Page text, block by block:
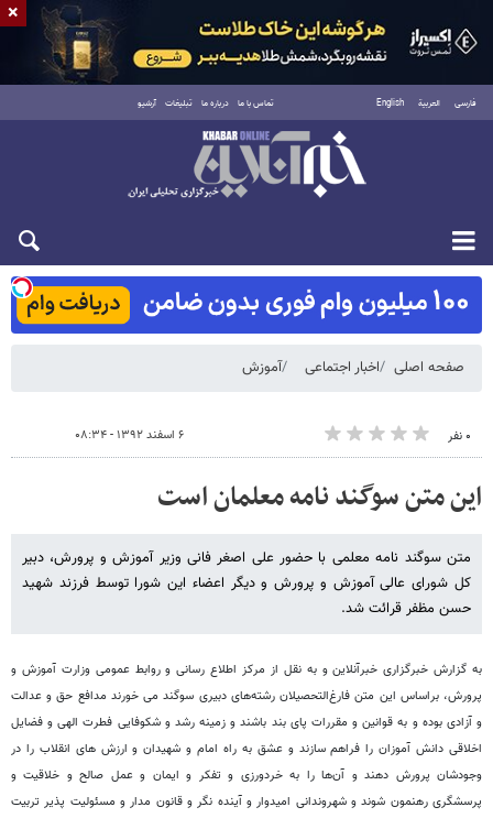
فارسی العربية English تماس با ما درباره ما تبلیغات آرشیو
شنبه ۱۷ مرداد ۱۴۰۵
صفحه اصلی اخبار اجتماعی آموزش
۰ نفر ۶ اسفند ۱۳۹۲ - ۰۸:۳۴
این متن سوگند نامه معلمان است
متن سوگند نامه معلمی با حضور علی اصغر فانی وزیر آموزش و پرورش، دبیر
کل شورای عالی آموزش و پرورش و دیگر اعضاء این شورا توسط فرزند شهید
حسن مظفر قرائت شد.
به گزارش خبرگزاری خبرآنلاین و به نقل از مرکز اطلاع رسانی و روابط عمومی وزارت آموزش و
پرورش، براساس این متن فارغ‌التحصیلان رشته‌های دبیری سوگند می خورند مدافع حق و عدالت
و آزادی بوده و به قوانین و مقررات پای بند باشند و زمینه رشد و شکوفایی فطرت الهی و فضایل
اخلاقی دانش آموزان را فراهم سازند و عشق به راه امام و شهیدان و ارزش های انقلاب را در
وجودشان پرورش دهند و آن‌ها را به خردورزی و تفکر و ایمان و عمل صالح و خلاقیت و
پرسشگری رهنمون شوند و شهروندانی امیدوار و آینده نگر و قانون مدار و مسئولیت پذیر تربیت
×